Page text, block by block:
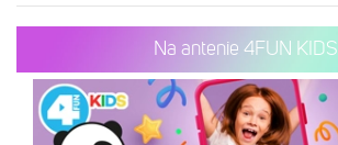
Na antenie 4FUN KIDS